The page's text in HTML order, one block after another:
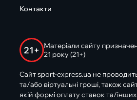
Контакти
21+
Матеріали сайту
21 року (21+)
Сайт sport-express.ua не проводить
та/або віртуальні гроші, також
якій формі оплату ставок та/інших